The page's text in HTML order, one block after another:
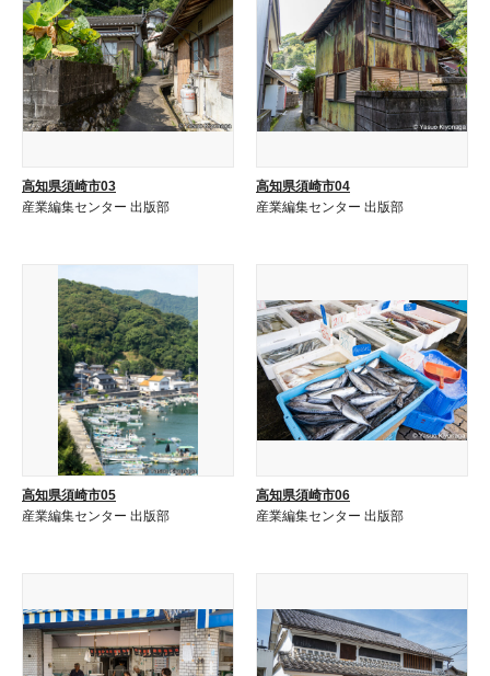
高知県須崎市03
産業編集センター 出版部
高知県須崎市04
産業編集センター 出版部
高知県須崎市05
産業編集センター 出版部
高知県須崎市06
産業編集センター 出版部